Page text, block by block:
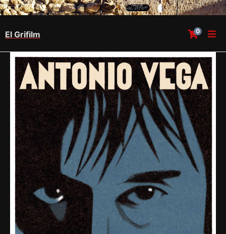
El Grifilm 0